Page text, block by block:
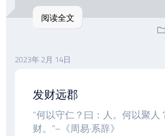
阅读全文
2023年 2月 14日
发财远郡
“何以守仁？曰：人。何以聚人
财。”–《周易·系辞》